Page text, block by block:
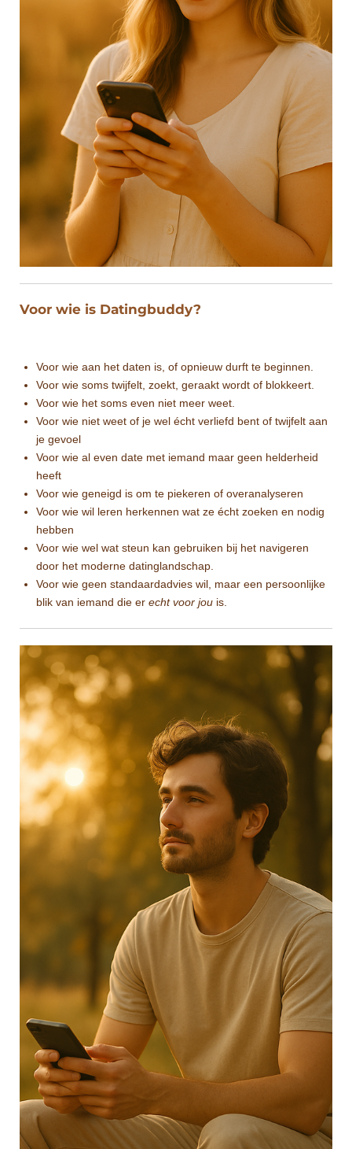
Voor wie is Datingbuddy?
Voor wie aan het daten is, of opnieuw durft te beginnen.
Voor wie soms twijfelt, zoekt, geraakt wordt of blokkeert.
Voor wie het soms even niet meer weet.
Voor wie niet weet of je wel écht verliefd bent of twijfelt aan
je gevoel
Voor wie al even date met iemand maar geen helderheid
heeft
Voor wie geneigd is om te piekeren of overanalyseren
Voor wie wil leren herkennen wat ze écht zoeken en nodig
hebben
Voor wie wel wat steun kan gebruiken bij het navigeren
door het moderne datinglandschap.
Voor wie geen standaardadvies wil, maar een persoonlijke
blik van iemand die er echt voor jou is.